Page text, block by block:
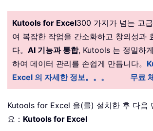
Kutools for Excel300 가지가 넘는 고
여 복잡한 작업을 간소화하고 창의성과
다。 AI 기능과 통합, Kutools 는 정밀하
하여 데이터 관리를 손쉽게 만듭니다。
Excel 의 자세한 정보。。。
무료
Kutools for Excel 을(를) 설치한 후 다음
요： Kutools for Excel